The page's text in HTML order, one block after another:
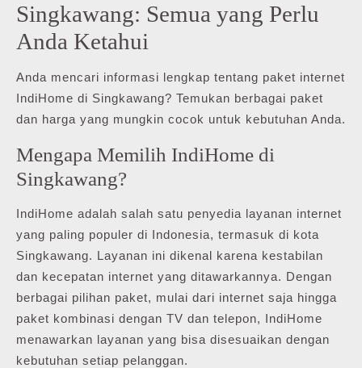
Singkawang: Semua yang Perlu
Anda Ketahui
Anda mencari informasi lengkap tentang paket internet
IndiHome di Singkawang? Temukan berbagai paket
dan harga yang mungkin cocok untuk kebutuhan Anda.
Mengapa Memilih IndiHome di
Singkawang?
IndiHome adalah salah satu penyedia layanan internet
yang paling populer di Indonesia, termasuk di kota
Singkawang. Layanan ini dikenal karena kestabilan
dan kecepatan internet yang ditawarkannya. Dengan
berbagai pilihan paket, mulai dari internet saja hingga
paket kombinasi dengan TV dan telepon, IndiHome
menawarkan layanan yang bisa disesuaikan dengan
kebutuhan setiap pelanggan.